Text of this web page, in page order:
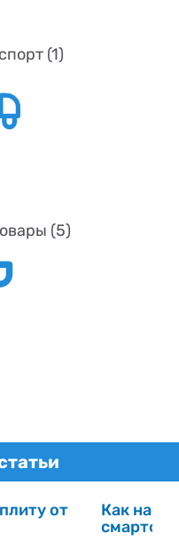
(1)
(5)
от
Как